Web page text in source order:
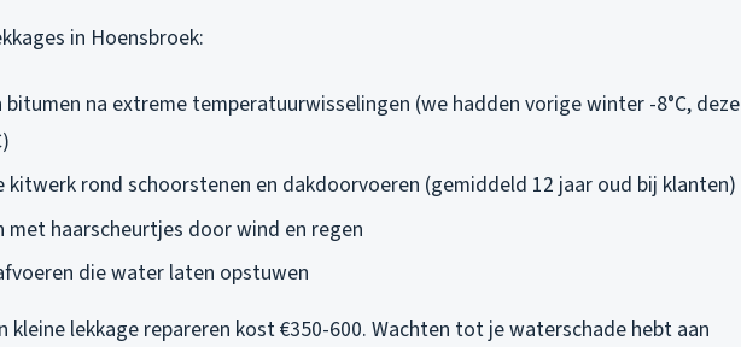
in Hoensbroek:
bitumen na extreme temperatuurwisselingen (we hadden vorige winter -8°C, deze
kitwerk rond schoorstenen en dakdoorvoeren (gemiddeld 12 jaar oud bij klanten)
met haarscheurtjes door wind en regen
die water laten opstuwen
kleine lekkage repareren kost €350-600. Wachten tot je waterschade hebt aan